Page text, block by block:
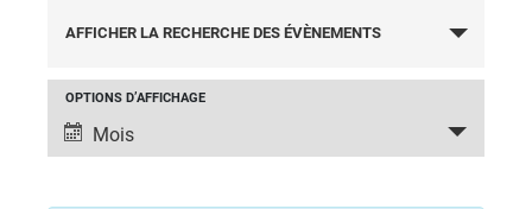
Recherche
et
navigation
AFFICHER LA RECHERCHE DES ÉVÈNEMENTS
Navigation
de
OPTIONS D’AFFICHAGE
Mois